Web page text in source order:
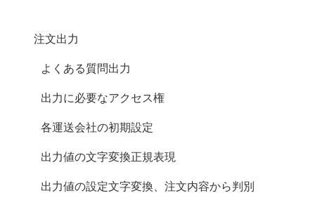
注文CSV出力
よくある質問 (CSV出力)
CSV出力に必要なアクセス権
各運送会社の初期設定
出力値の文字変換 (正規表現)
出力値の設定(文字変換、注文内容から判別)